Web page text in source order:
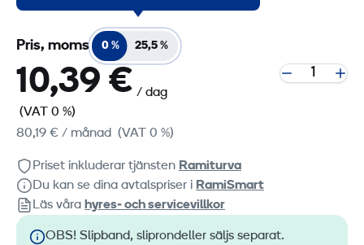
Pris, moms 0 % 25,5 %
10,39 € / dag
(VAT 0 %)
80,19 € / månad (VAT 0 %)
Priset inkluderar tjänsten Ramiturva
Du kan se dina avtalspriser i RamiSmart
Läs våra hyres‑ och servicevillkor
OBS! Slipband, sliprondeller säljs separat.